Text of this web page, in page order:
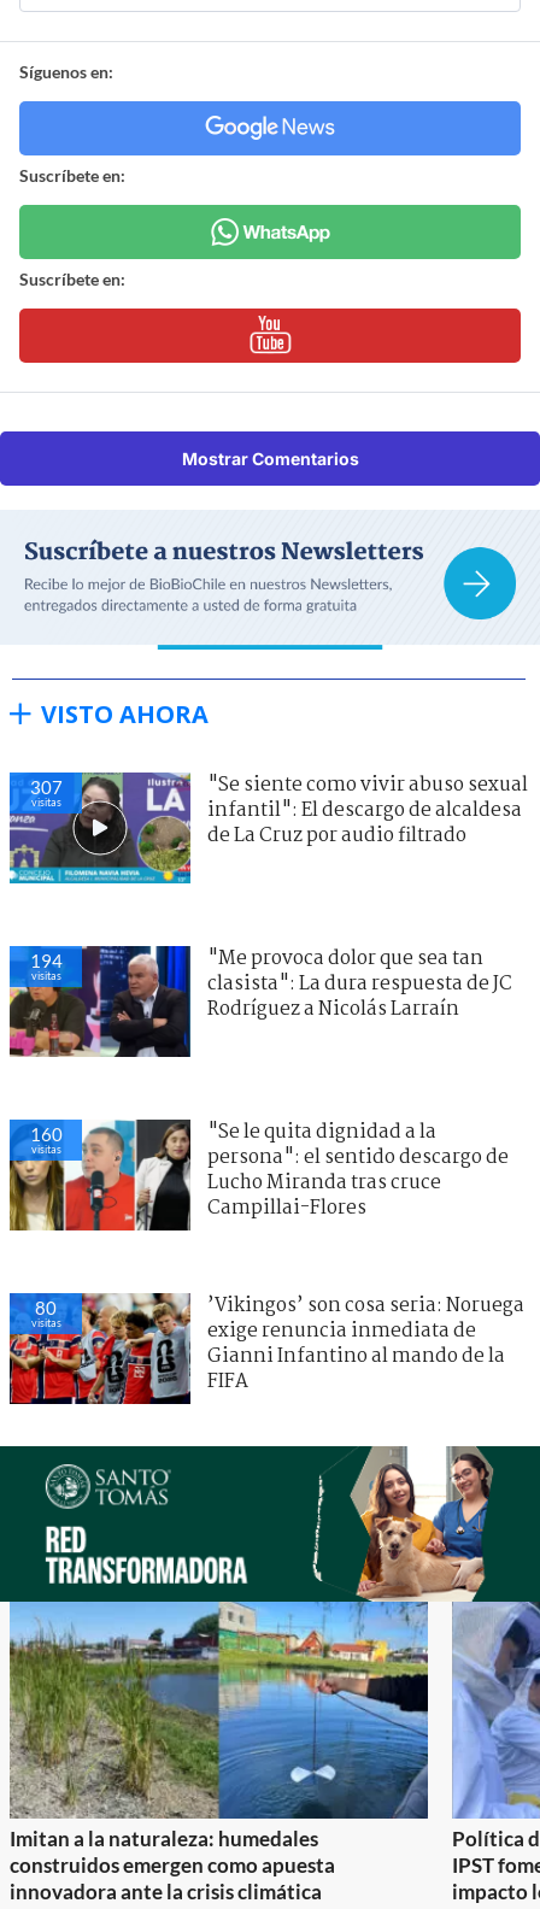
Síguenos en:
Suscríbete en:
Suscríbete en:
Mostrar Comentarios
VISTO AHORA
307
visitas
"Se siente como vivir abuso sexual
infantil": El descargo de alcaldesa
de La Cruz por audio filtrado
194
visitas
"Me provoca dolor que sea tan
clasista": La dura respuesta de JC
Rodríguez a Nicolás Larraín
160
visitas
"Se le quita dignidad a la
persona": el sentido descargo de
Lucho Miranda tras cruce
Campillai-Flores
80
visitas
’Vikingos’ son cosa seria: Noruega
exige renuncia inmediata de
Gianni Infantino al mando de la
FIFA
Imitan a la naturaleza: humedales
construidos emergen como apuesta
innovadora ante la crisis climática
Política
IPST
impacto